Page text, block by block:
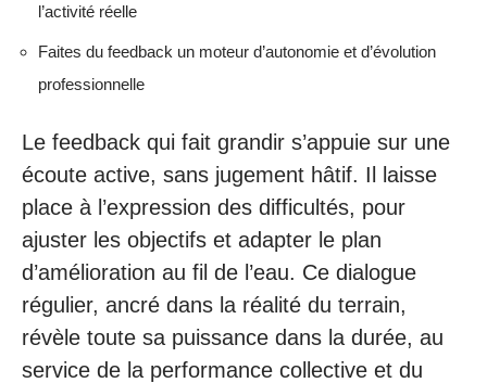
l’activité réelle
Faites du feedback un moteur d’autonomie et d’évolution
professionnelle
Le feedback qui fait grandir s’appuie sur une
écoute active, sans jugement hâtif. Il laisse
place à l’expression des difficultés, pour
ajuster les objectifs et adapter le plan
d’amélioration au fil de l’eau. Ce dialogue
régulier, ancré dans la réalité du terrain,
révèle toute sa puissance dans la durée, au
service de la performance collective et du